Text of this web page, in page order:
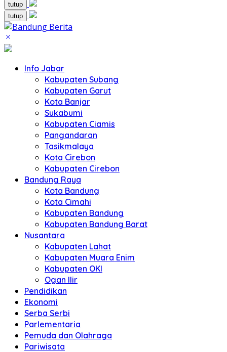
tutup
tutup
Info Jabar
Kabupaten Subang
Kabupaten Garut
Kota Banjar
Sukabumi
Kabupaten Ciamis
Pangandaran
Tasikmalaya
Kota Cirebon
Kabupaten Cirebon
Bandung Raya
Kota Bandung
Kota Cimahi
Kabupaten Bandung
Kabupaten Bandung Barat
Nusantara
Kabupaten Lahat
Kabupaten Muara Enim
Kabupaten OKI
Ogan Ilir
Pendidikan
Ekonomi
Serba Serbi
Parlementaria
Pemuda dan Olahraga
Pariwisata